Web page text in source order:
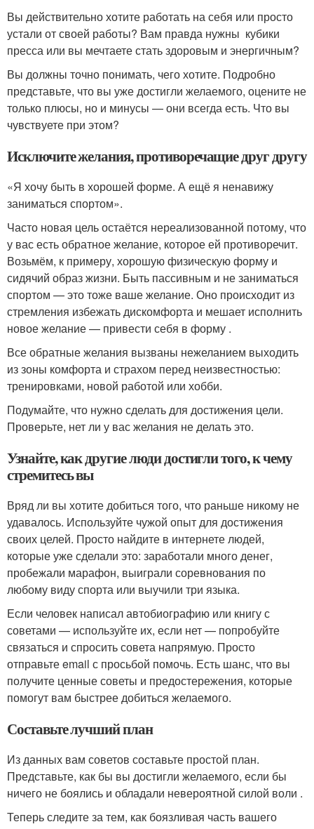
Вы действительно хотите работать на себя или просто
устали от своей работы? Вам правда нужны кубики
пресса или вы мечтаете стать здоровым и энергичным?
Вы должны точно понимать, чего хотите. Подробно
представьте, что вы уже достигли желаемого, оцените не
только плюсы, но и минусы — они всегда есть. Что вы
чувствуете при этом?
Исключите желания, противоречащие друг другу
«Я хочу быть в хорошей форме. А ещё я ненавижу
заниматься спортом».
Часто новая цель остаётся нереализованной потому, что
у вас есть обратное желание, которое ей противоречит.
Возьмём, к примеру, хорошую физическую форму и
сидячий образ жизни. Быть пассивным и не заниматься
спортом — это тоже ваше желание. Оно происходит из
стремления избежать дискомфорта и мешает исполнить
новое желание — привести себя в форму .
Все обратные желания вызваны нежеланием выходить
из зоны комфорта и страхом перед неизвестностью:
тренировками, новой работой или хобби.
Подумайте, что нужно сделать для достижения цели.
Проверьте, нет ли у вас желания не делать это.
Узнайте, как другие люди достигли того, к чему
стремитесь вы
Вряд ли вы хотите добиться того, что раньше никому не
удавалось. Используйте чужой опыт для достижения
своих целей. Просто найдите в интернете людей,
которые уже сделали это: заработали много денег,
пробежали марафон, выиграли соревнования по
любому виду спорта или выучили три языка.
Если человек написал автобиографию или книгу с
советами — используйте их, если нет — попробуйте
связаться и спросить совета напрямую. Просто
отправьте email с просьбой помочь. Есть шанс, что вы
получите ценные советы и предостережения, которые
помогут вам быстрее добиться желаемого.
Составьте лучший план
Из данных вам советов составьте простой план.
Представьте, как бы вы достигли желаемого, если бы
ничего не боялись и обладали невероятной силой воли .
Теперь следите за тем, как боязливая часть вашего